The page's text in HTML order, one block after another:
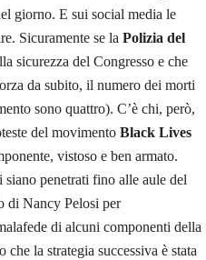
giorno. E sui social media le
Sicuramente se la Polizia del
sicurezza del Congresso e che
da subito, il numero dei morti
sono quattro). C’è chi, però,
del movimento Black Lives
vistoso e ben armato.
penetrati fino alle aule del
di Nancy Pelosi per
di alcuni componenti della
la strategia successiva è stata